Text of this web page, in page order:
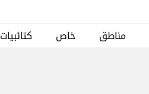
مناطق خاص كتائبيات